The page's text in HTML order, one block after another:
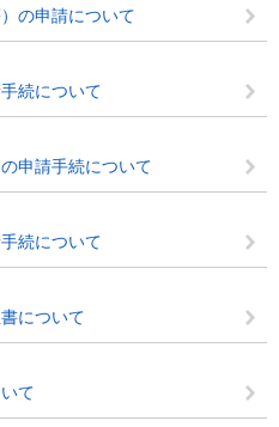
の申請について
続について
申請手続について
続について
について
て